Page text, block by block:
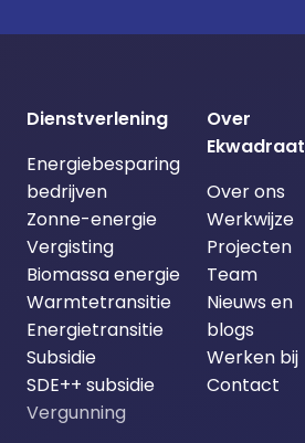
Dienstverlening
Energiebesparing
bedrijven
Zonne-energie
Vergisting
Biomassa energie
Warmtetransitie
Energietransitie
Subsidie
SDE++ subsidie
Vergunning
Over
Ekwadraat
Over ons
Werkwijze
Projecten
Team
Nieuws en
blogs
Werken bij
Contact